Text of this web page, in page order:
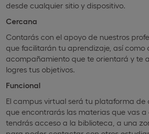
desde cualquier sitio y dispositivo.
Cercana
Contarás con el apoyo de nuestros
que facilitarán tu aprendizaje, así como
acompañamiento que te orientará y te
logres tus objetivos.
Funcional
El campus virtual será tu plataforma de
que encontrarás las materias que vas a
tendrás acceso a la biblioteca, a una